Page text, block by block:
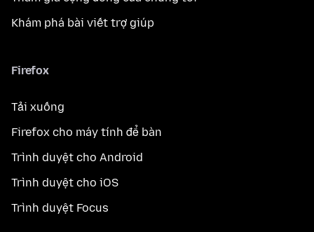
Khám phá bài viết trợ giúp
Firefox
Tải xuống
Firefox cho máy tính để bàn
Trình duyệt cho Android
Trình duyệt cho iOS
Trình duyệt Focus